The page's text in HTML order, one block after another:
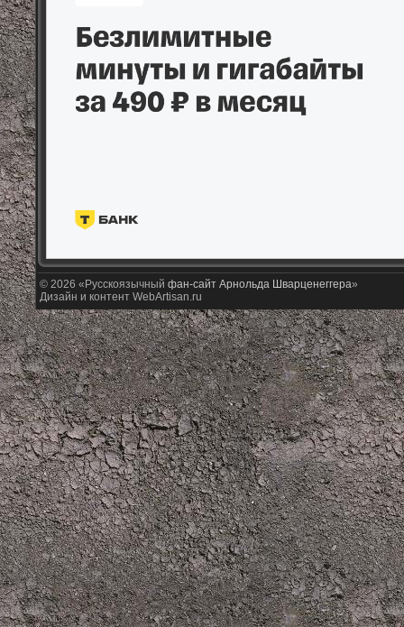
© 2026 «Русскоязычный фан-сайт Арнольда Шварценеггера»
Дизайн и контент WebArtisan.ru